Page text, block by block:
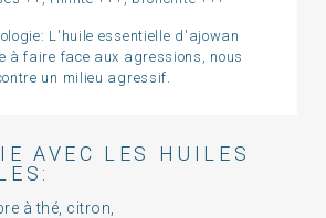
L'huile essentielle d'ajowan
à faire face aux agressions, nous
un milieu agressif.
AVEC LES HUILES
à thé, citron,